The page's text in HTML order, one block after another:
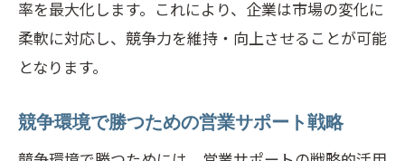
率を最大化します。これにより、企業は市場の変化に
柔軟に対応し、競争力を維持・向上させることが可能
となります。
競争環境で勝つための営業サポート戦略